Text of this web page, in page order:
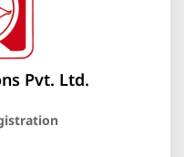
Pvt. Ltd.